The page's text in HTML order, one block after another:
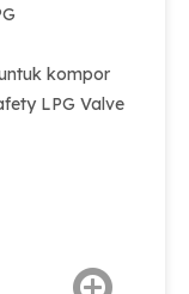
kompor
LPG Valve